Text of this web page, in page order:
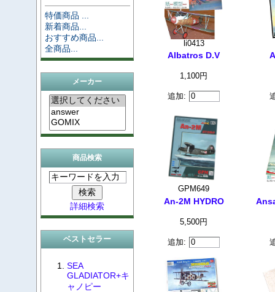
特価商品 ...
新着商品...
おすすめ商品...
全商品...
メーカー
商品検索
詳細検索
ベストセラー
SEA
GLADIATOR+キ
ャノピー
li0413
Albatros D.V
1,100円
追加:
GPM649
An-2M HYDRO
5,500円
追加: